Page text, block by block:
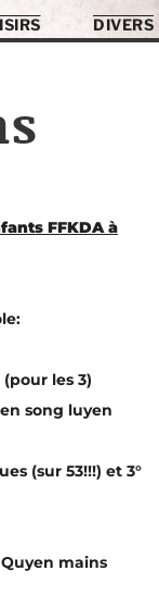
DIVERS
FFKDA à
les 3)
song luyen
(sur 53!!!) et 3°
mains